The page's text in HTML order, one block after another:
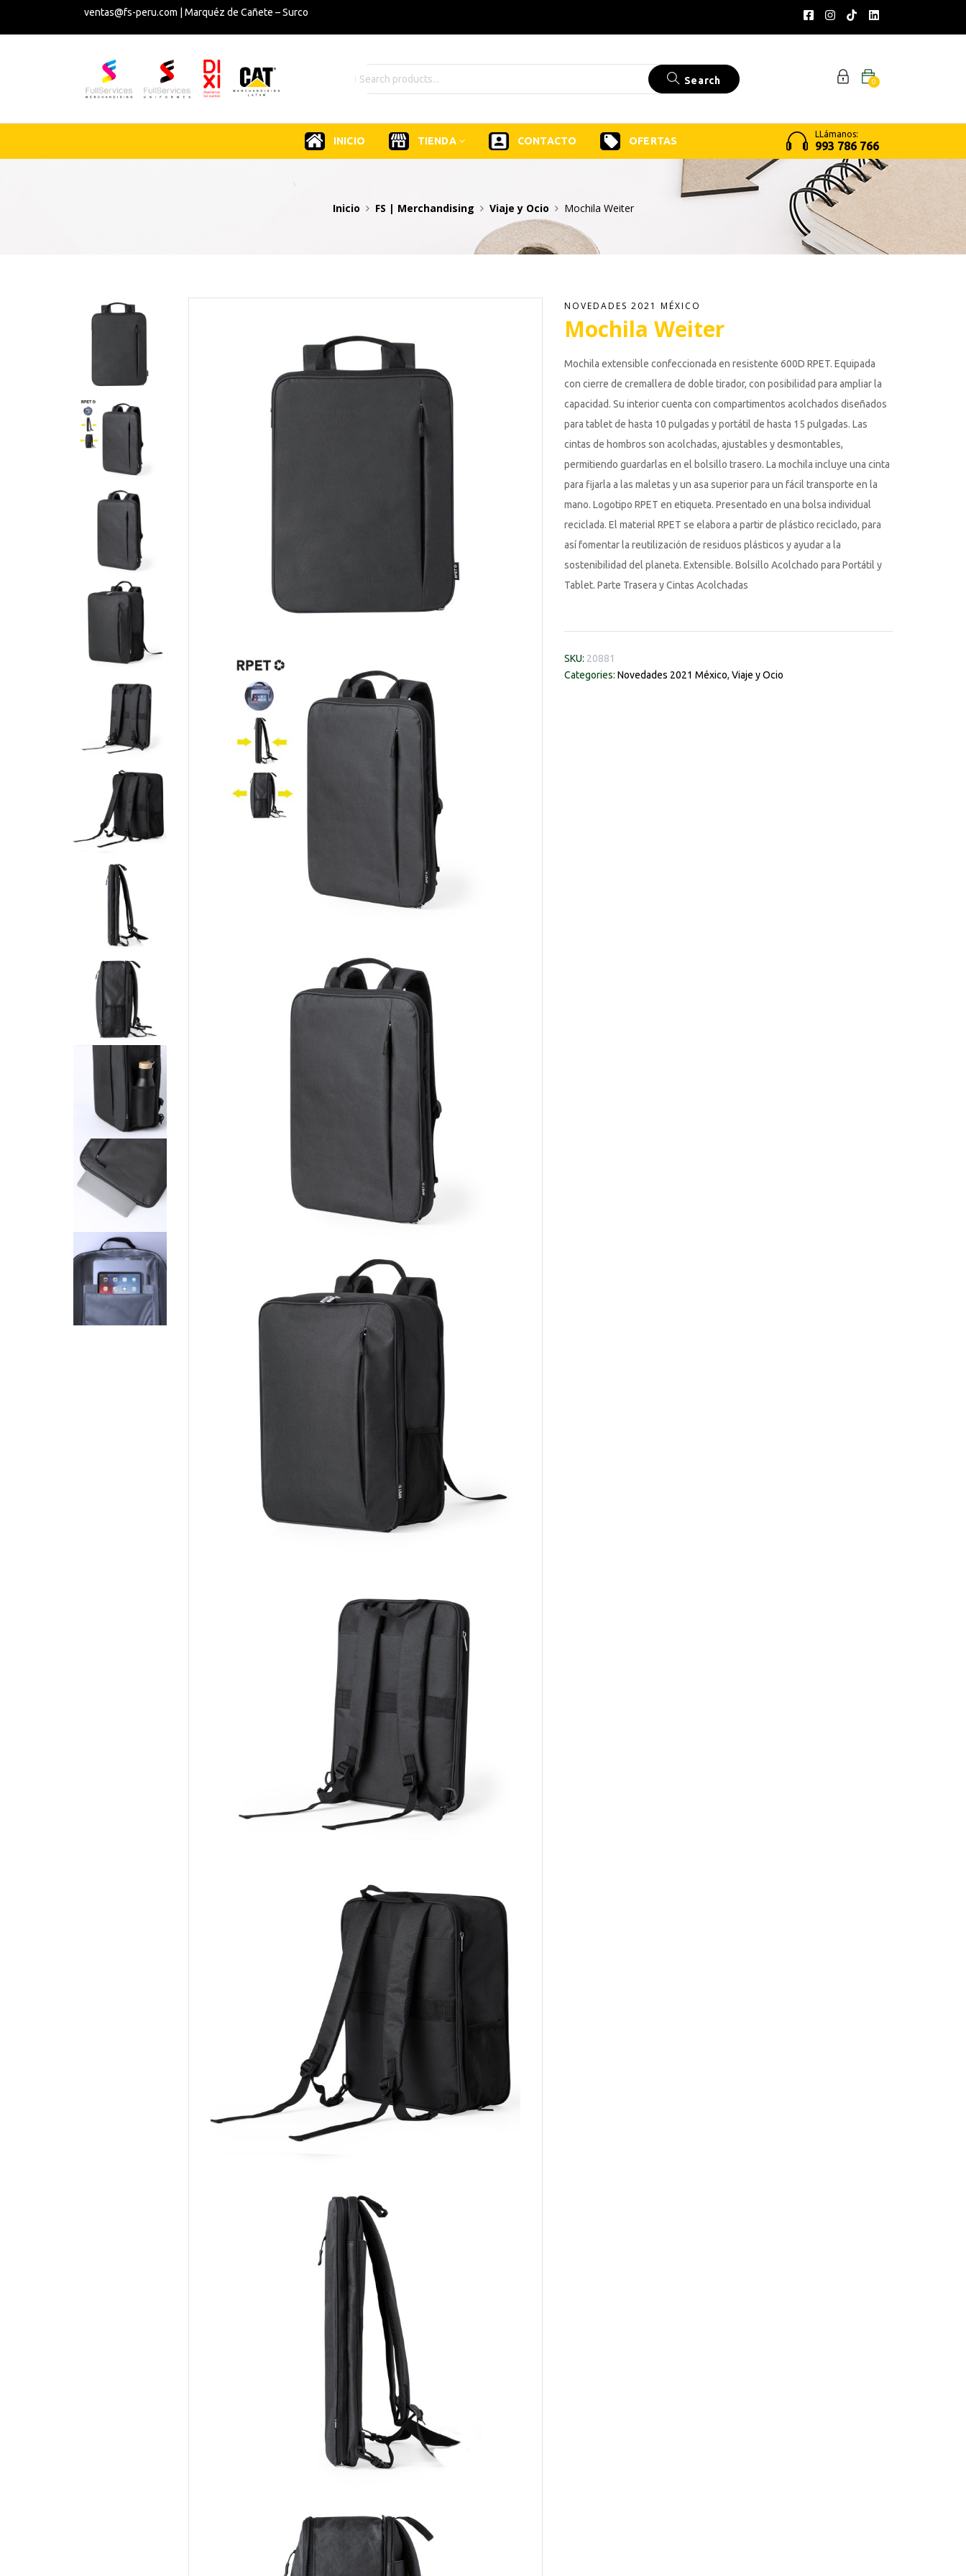
ventas@fs-peru.com | Marquéz de Cañete – Surco
Search 0
INICIO TIENDA CONTACTO OFERTAS
LLámanos:
993 786 766
Inicio FS | Merchandising Viaje y Ocio Mochila Weiter
NOVEDADES 2021 MÉXICO
Mochila Weiter
Mochila extensible confeccionada en resistente 600D RPET. Equipada
con cierre de cremallera de doble tirador, con posibilidad para ampliar la
capacidad. Su interior cuenta con compartimentos acolchados diseñados
para tablet de hasta 10 pulgadas y portátil de hasta 15 pulgadas. Las
cintas de hombros son acolchadas, ajustables y desmontables,
permitiendo guardarlas en el bolsillo trasero. La mochila incluye una cinta
para fijarla a las maletas y un asa superior para un fácil transporte en la
mano. Logotipo RPET en etiqueta. Presentado en una bolsa individual
reciclada. El material RPET se elabora a partir de plástico reciclado, para
así fomentar la reutilización de residuos plásticos y ayudar a la
sostenibilidad del planeta. Extensible. Bolsillo Acolchado para Portátil y
Tablet. Parte Trasera y Cintas Acolchadas
SKU: 20881
Categories: Novedades 2021 México, Viaje y Ocio